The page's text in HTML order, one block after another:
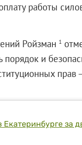
работы
Ройзман 1
и
прав
за